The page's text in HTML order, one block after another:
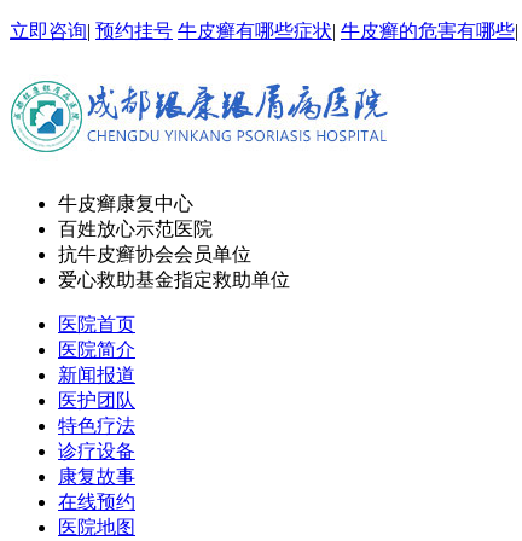
立即咨询| 预约挂号 牛皮癣有哪些症状| 牛皮癣的危害有哪些|
牛皮癣康复中心
百姓放心示范医院
抗牛皮癣协会会员单位
爱心救助基金指定救助单位
医院首页
医院简介
新闻报道
医护团队
特色疗法
诊疗设备
康复故事
在线预约
医院地图